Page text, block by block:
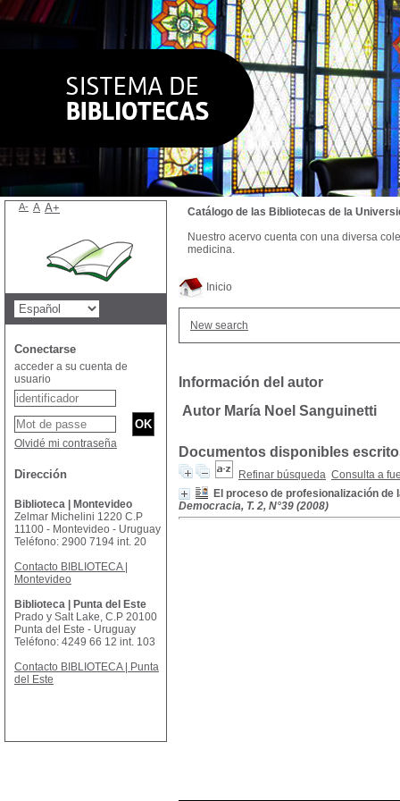
Inicio
New search
Información del autor
Autor María Noel Sanguinetti
Documentos disponibles
Refinar búsqueda Consulta a
El proceso de profesionalización de
Democracia, T. 2, N°39 (2008)
Catálogo de las Bibliotecas de la
Nuestro acervo cuenta con una diversa
medicina.
A- A A+
Conectarse
acceder a su cuenta de
usuario
Olvidé mi contraseña
Dirección
Biblioteca | Montevideo
Zelmar Michelini 1220 C.P
11100 - Montevideo - Uruguay
Teléfono: 2900 7194 int. 20
Contacto BIBLIOTECA |
Montevideo
Biblioteca | Punta del Este
Prado y Salt Lake, C.P 20100
Punta del Este - Uruguay
Teléfono: 4249 66 12 int. 103
Contacto BIBLIOTECA | Punta
del Este